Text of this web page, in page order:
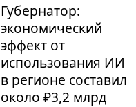
Губернатор:
экономический
эффект от
использования ИИ
в регионе составил
около ₽3,2 млрд